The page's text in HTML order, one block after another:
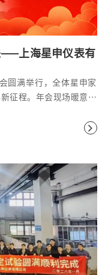
——上海星申仪表有
圆满举行，全体星申家
征程。年会现场暖意融
力、昂扬向上的精神风